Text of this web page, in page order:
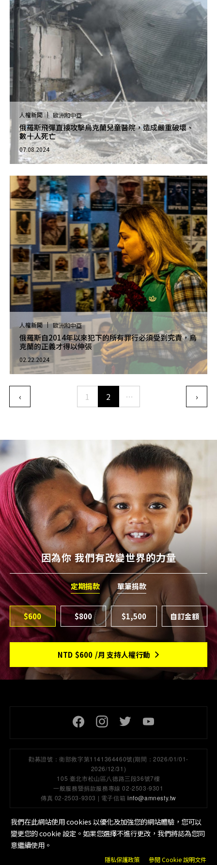
人權新聞 歐洲和中亞
俄羅斯飛彈直接攻擊烏克蘭兒童醫院，造成嚴重破壞、
數十人死亡
07.08.2024
人權新聞 歐洲和中亞
俄羅斯自2014年以來犯下的所有罪行必須受到究責，烏
克蘭的正義才得以伸張
02.22.2024
Pagination
‹Previous page 1 2 … ›下一
因為你 我們有改變世界的力量
定期捐款 單筆捐款
$600 $800 $1,500
NTD $600 /月 支持人權行動
我們在此網站使用 cookies 以優化及加強您的網站體驗，您可以
變更您的 cookie 設定。如果您選擇不進行更改，我們將認為您同
意繼續使用。
隱私保護政策 參閱 Cookie 說明文件
頁尾社交連結
勸募證號：衛部救字第1141364460號(期間：2026/01/01-
2026/12/31)
105 臺北市松山區八德路三段36號7樓
一般服務暨捐款服務專線 02-2503-9301
傳真 02-2503-9303 | 電子信箱 info@amnesty.tw
底部選單隱私保護政策 工作機會